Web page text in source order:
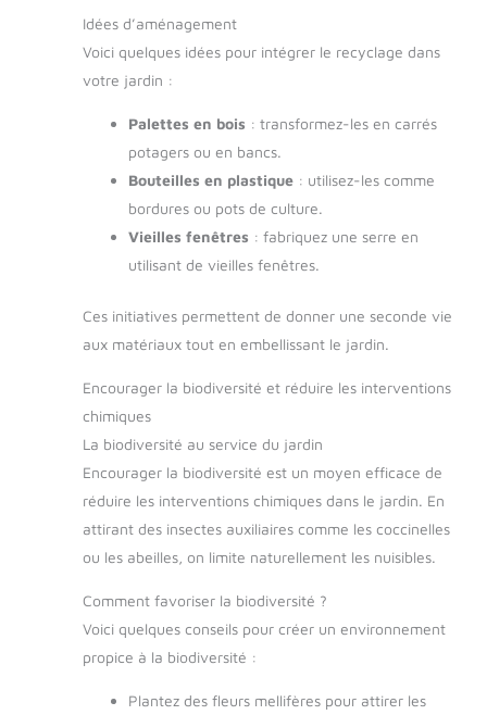
Idées d’aménagement
Voici quelques idées pour intégrer le recyclage dans
votre jardin :
Palettes en bois : transformez-les en carrés
potagers ou en bancs.
Bouteilles en plastique : utilisez-les comme
bordures ou pots de culture.
Vieilles fenêtres : fabriquez une serre en
utilisant de vieilles fenêtres.
Ces initiatives permettent de donner une seconde vie
aux matériaux tout en embellissant le jardin.
Encourager la biodiversité et réduire les interventions
chimiques
La biodiversité au service du jardin
Encourager la biodiversité est un moyen efficace de
réduire les interventions chimiques dans le jardin. En
attirant des insectes auxiliaires comme les coccinelles
ou les abeilles, on limite naturellement les nuisibles.
Comment favoriser la biodiversité ?
Voici quelques conseils pour créer un environnement
propice à la biodiversité :
Plantez des fleurs mellifères pour attirer les